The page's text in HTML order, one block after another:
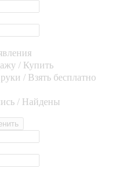
/ Купить
/ Взять бесплатно
/ Найдены